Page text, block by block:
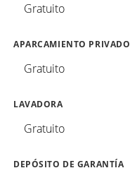
Gratuito
APARCAMIENTO PRIVADO
Gratuito
LAVADORA
Gratuito
DEPÓSITO DE GARANTÍA